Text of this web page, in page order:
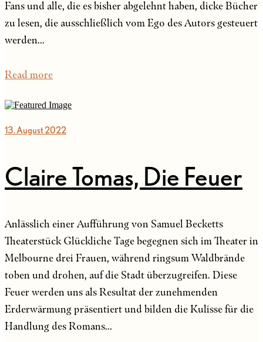
Fans und alle, die es bisher abgelehnt haben, dicke Bücher
zu lesen, die ausschließlich vom Ego des Autors gesteuert
werden...
Read more
13. August 2022
Claire Tomas, Die Feuer
Anlässlich einer Aufführung von Samuel Becketts
Theaterstück Glückliche Tage begegnen sich im Theater in
Melbourne drei Frauen, während ringsum Waldbrände
toben und drohen, auf die Stadt überzugreifen. Diese
Feuer werden uns als Resultat der zunehmenden
Erderwärmung präsentiert und bilden die Kulisse für die
Handlung des Romans...